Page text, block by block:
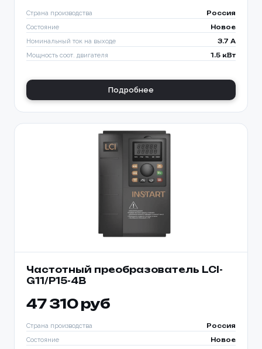
Страна производства Россия
Состояние Новое
Номинальный ток на выходе 3.7 A
Мощность соот. двигателя 1.5 кВт
Подробнее
Частотный преобразователь LCI-
G11/P15-4B
47 310 руб
Страна производства Россия
Состояние Новое